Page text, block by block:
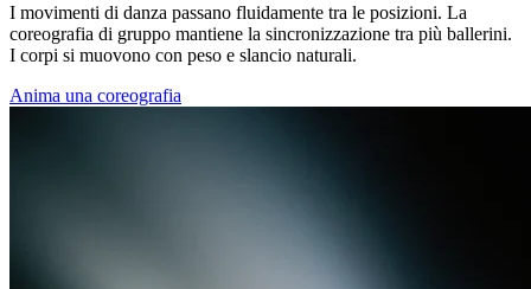
I movimenti di danza passano fluidamente tra le posizioni. La
coreografia di gruppo mantiene la sincronizzazione tra più ballerini.
I corpi si muovono con peso e slancio naturali.
Anima una coreografia